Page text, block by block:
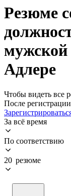
Резюме
мужской
Адлере
Чтобы видеть все
После
За всё время
По соответствию
20 резюме